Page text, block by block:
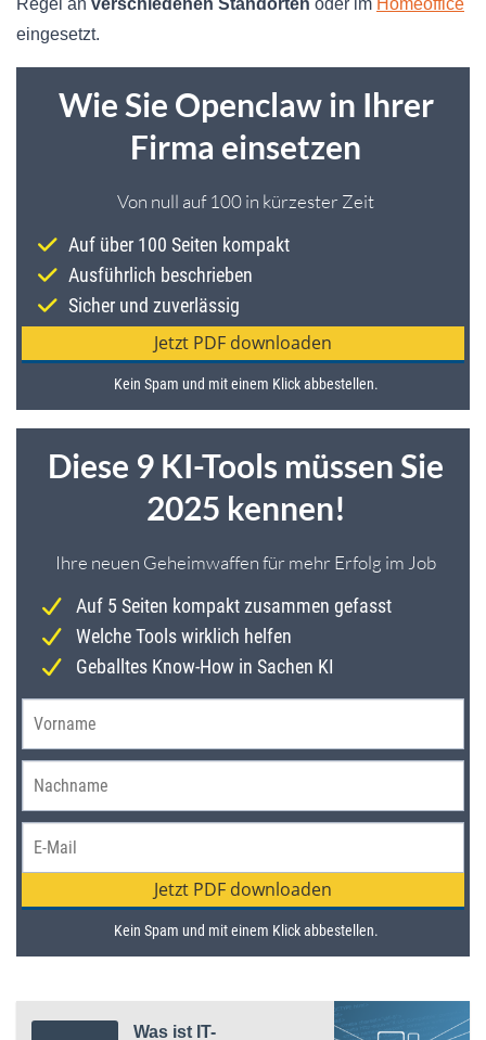
Regel an verschiedenen Standorten oder im Homeoffice
eingesetzt.
Was ist IT-